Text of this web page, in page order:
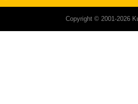
Copyright © 2001-2026